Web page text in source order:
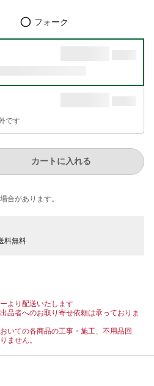
フォーク
です
カートに入れる
合が​あります。
料無料
より配送いたします
品者へのお取り寄せ依頼は承っておりま
いての各商品の工事・施工、不用品回
ません。